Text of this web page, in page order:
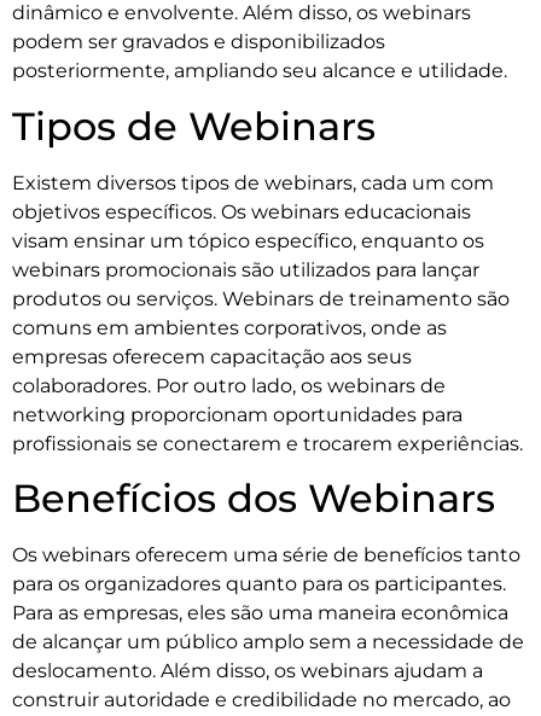
dinâmico e envolvente. Além disso, os webinars
podem ser gravados e disponibilizados
posteriormente, ampliando seu alcance e utilidade.
Tipos de Webinars
Existem diversos tipos de webinars, cada um com
objetivos específicos. Os webinars educacionais
visam ensinar um tópico específico, enquanto os
webinars promocionais são utilizados para lançar
produtos ou serviços. Webinars de treinamento são
comuns em ambientes corporativos, onde as
empresas oferecem capacitação aos seus
colaboradores. Por outro lado, os webinars de
networking proporcionam oportunidades para
profissionais se conectarem e trocarem experiências.
Benefícios dos Webinars
Os webinars oferecem uma série de benefícios tanto
para os organizadores quanto para os participantes.
Para as empresas, eles são uma maneira econômica
de alcançar um público amplo sem a necessidade de
deslocamento. Além disso, os webinars ajudam a
construir autoridade e credibilidade no mercado, ao